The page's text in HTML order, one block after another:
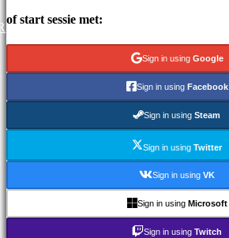
Strategiespellen
Adventuregames
MMO-
RPG-
Sportspellen
Racing
Casual
Indie
of start sessie met:
Sign in using Google
Sign in using Facebook
Sign in using Steam
Sign in usingTwitter
Sign in using VK
Sign in using Microsoft
Sign in using Twitch